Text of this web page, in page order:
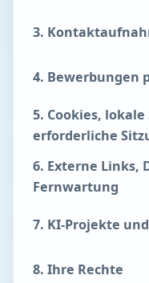
3.
4. Bewerbungen
5. Cookies,
erforderliche
6. Externe Links,
Fernwartung
7. KI-Projekte
8. Ihre Rechte